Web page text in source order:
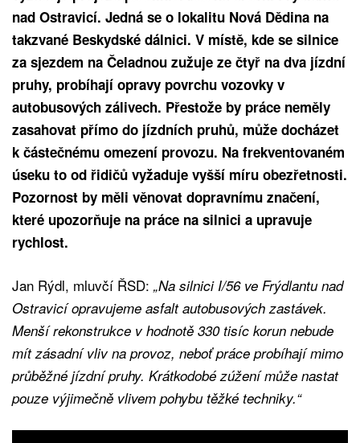
nad Ostravicí. Jedná se o lokalitu Nová Dědina na
takzvané Beskydské dálnici. V místě, kde se silnice
za sjezdem na Čeladnou zužuje ze čtyř na dva jízdní
pruhy, probíhají opravy povrchu vozovky v
autobusových zálivech. Přestože by práce neměly
zasahovat přímo do jízdních pruhů, může docházet
k částečnému omezení provozu. Na frekventovaném
úseku to od řidičů vyžaduje vyšší míru obezřetnosti.
Pozornost by měli věnovat dopravnímu značení,
které upozorňuje na práce na silnici a upravuje
rychlost.
Jan Rýdl, mluvčí ŘSD: „Na silnici I/56 ve Frýdlantu nad
Ostravicí opravujeme asfalt autobusových zastávek.
Menší rekonstrukce v hodnotě 330 tisíc korun nebude
mít zásadní vliv na provoz, neboť práce probíhají mimo
průběžné jízdní pruhy. Krátkodobé zúžení může nastat
pouze výjimečně vlivem pohybu těžké techniky.“